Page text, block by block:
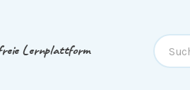
Lernplattform